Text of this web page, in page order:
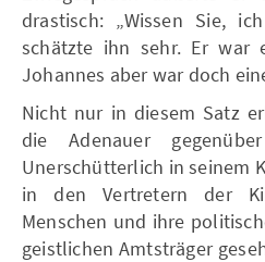
drastisch: „Wissen Sie,
schätzte ihn sehr. Er war
Johannes aber war doch
Nicht nur in diesem Satz
die Adenauer
Unerschütterlich in seinem
in den Vertretern der
Menschen und ihre
geistlichen Amtsträger